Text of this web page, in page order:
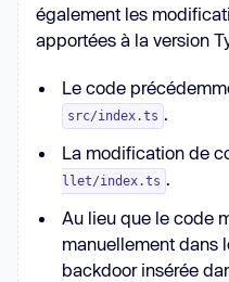
également les
apportées à la version
Le code
src/index.ts .
La modification de
llet/index.ts .
Au lieu que le code
manuellement dans
backdoor insérée